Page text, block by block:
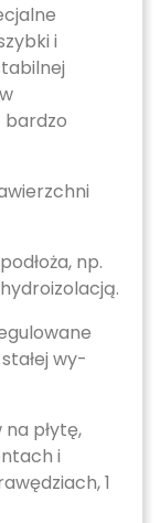
i
bardzo
np.
wy­
płytę,
i
1